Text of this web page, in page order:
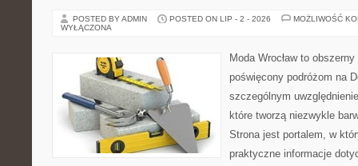
POSTED BY ADMIN POSTED ON LIP - 2 - 2026
MOŻLIWOŚĆ
WYŁĄCZONA
Moda Wrocław to
poświęcony podróżom na
szczególnym
które tworzą niezwykle
Strona jest portalem, w
praktyczne informacje